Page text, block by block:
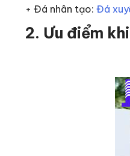
+ Đá nhân tạo: Đá
2. Ưu điểm